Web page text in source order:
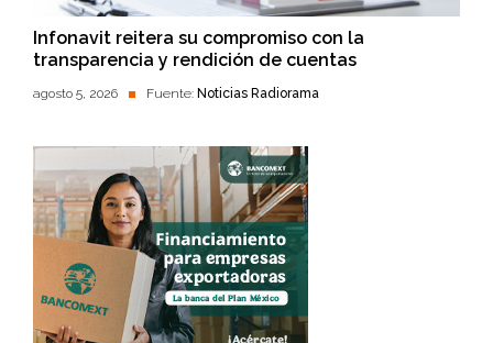
Infonavit reitera su compromiso con la
transparencia y rendición de cuentas
agosto 5, 2026 Fuente: Noticias Radiorama